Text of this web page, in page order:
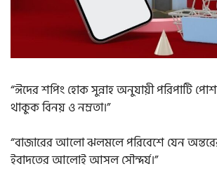
“ঈদের শপিং হোক সুন্নাহ অনুযায়ী পরিপাটি
থাকুক বিনয় ও নম্রতা।”
“বাজারের আলো ঝলমলে পরিবেশে যেন
ইবাদতের আলোই আসল সৌন্দর্য।”